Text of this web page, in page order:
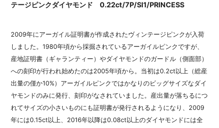
テージピンクダイヤモンド 0.22ct/7P/SI1/PRINCESS
2009年にアーガイル証明書が作成されたヴィンテージピンクが入荷
しました。1980年頃から採掘されているアーガイルピンクですが、
産地証明書（ギャランティー）やダイヤモンドのガードル（側面部）
への刻印が行われ始めたのは2005年頃から。当初は0.2ct以上（総産
出量の僅か10%）アーガイルピンクではかなりのビッグサイズなダイ
ヤモンドのみに発行、刻印がなされていました。産出量が落ちるにつ
れてサイズの小さいものにも証明書が発行されるようになり、2009
年には0.15ct以上、2016年以降は0.08ct以上のダイヤモンドには全